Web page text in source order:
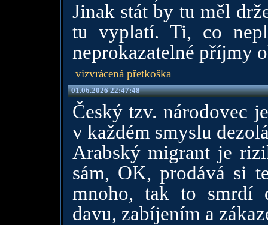
Jinak stát by tu měl
tu vyplatí. Ti, co
neprokazatelné příjmy
vizvrácená přetkoška
01.06.2026 22:47:48
Český tzv. národovec
v každém smyslu
Arabský migrant je
sám, OK, prodává si
mnoho, tak to smrdí
davu, zabíjením a